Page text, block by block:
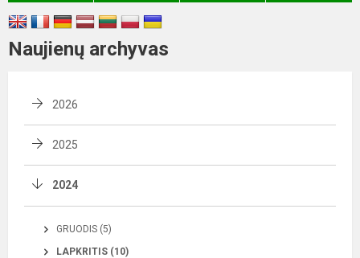
Naujienų archyvas
2026
2025
2024
GRUODIS (5)
LAPKRITIS (10)